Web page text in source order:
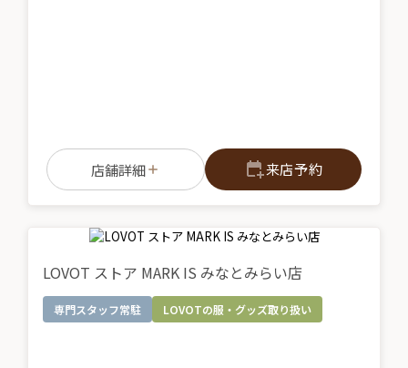
店舗詳細 来店予約
LOVOT ストア MARK IS みなとみらい店
専門スタッフ常駐 LOVOTの服・グッズ取り扱い